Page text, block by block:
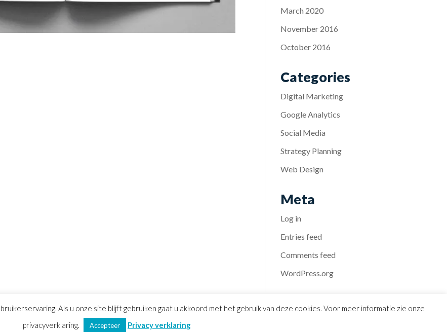
March 2020
November 2016
October 2016
Categories
Digital Marketing
Google Analytics
Social Media
Strategy Planning
Web Design
Meta
Log in
Entries feed
Comments feed
WordPress.org
|Privacy verklaring|Sitemap
Als u onze site blijft gebruiken gaat u akkoord met het gebruik van deze cookies. Voor meer informatie zie onze
privacyverklaring.
Accepteer Privacy verklaring